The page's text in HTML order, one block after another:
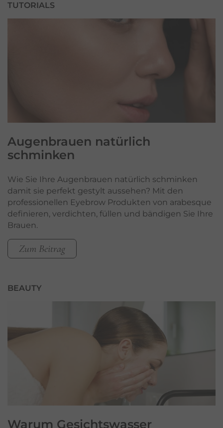
TUTORIALS
Augenbrauen natürlich
schminken
Wie Sie Ihre Augenbrauen natürlich schminken
damit sie perfekt gestylt aussehen? Mit den
professionellen Eyebrow Produkten von arabesque
definieren, verdichten, füllen und bändigen Sie Ihre
Brauen.
Zum Beitrag
BEAUTY
Warum Gesichtswasser